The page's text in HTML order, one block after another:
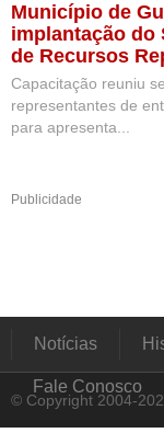
Município de
implantação do
de Recursos
Capacitação reuniu
representantes de
para apresenta...
Publicidade
Notícias
Fale Conosco
© Copyright 2004-